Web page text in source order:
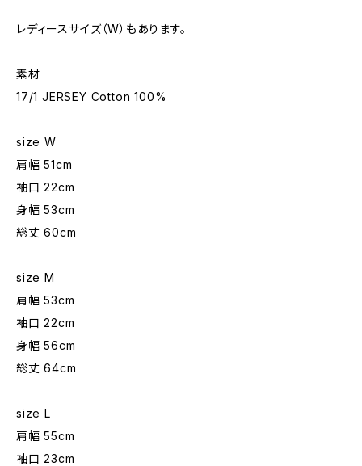
レディースサイズ（W）もあります。
素材
17/1 JERSEY Cotton 100%
size W
肩幅 51cm
袖口 22cm
身幅 53cm
総丈 60cm
size M
肩幅 53cm
袖口 22cm
身幅 56cm
総丈 64cm
size L
肩幅 55cm
袖口 23cm